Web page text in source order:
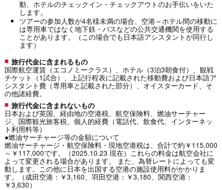
動、ホテルのチェックイン・チェックアウトのお手伝いをいた
します。
ツアーの参加人数が4名様未満の場合、空港～ホテル間の移動に
は専用車ではなく地下鉄・バスなどの公共交通機関を使用する
ことがあります。（この場合でも日本語アシスタントが同行し
ます）
旅行代金に含まれるもの
国際航空運賃（エコノミークラス）、ホテル（3泊3朝食付）、観戦
チケット（1試合）、上記行程表に記載された移動費および日本語ア
シスタント費（専用車と記載された部分）、オイスターカード、そ
の他諸経費。
旅行代金に含まれないもの
日本および英国、経由地の空港税、航空保険料、燃油サーチャー
ジ、国際観光旅客税、個人的経費（電話代、飲食代、インターネッ
ト利用料等）
●燃油サーチャージ等の金額について
燃油サーチャージ・航空保険料・現地空港税は、合計で約￥115,000
～￥117,000です。（2025.10.23 現在）これらの料金は航空会社に
よって変更される場合があります。 また、為替レートによっても変
動します。この他に日本を出国する空港の施設使用料がかかりま
す。（成田空港：￥3,160、羽田空港：￥3,180、関西空港：
￥3,630）